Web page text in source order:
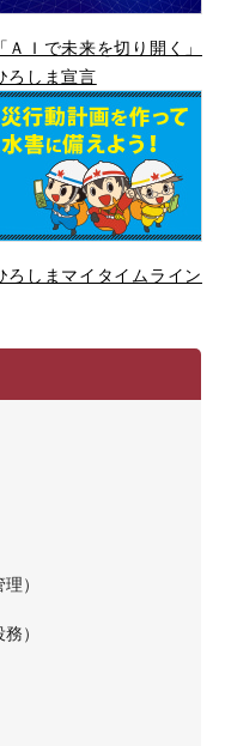
「ＡＩで未来を切り開く」
ろしま宣言
ろしまマイタイムライン
）
）